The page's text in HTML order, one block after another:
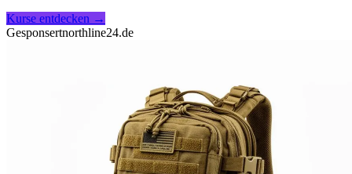
Kurse entdecken →
Gesponsertnorthline24.de